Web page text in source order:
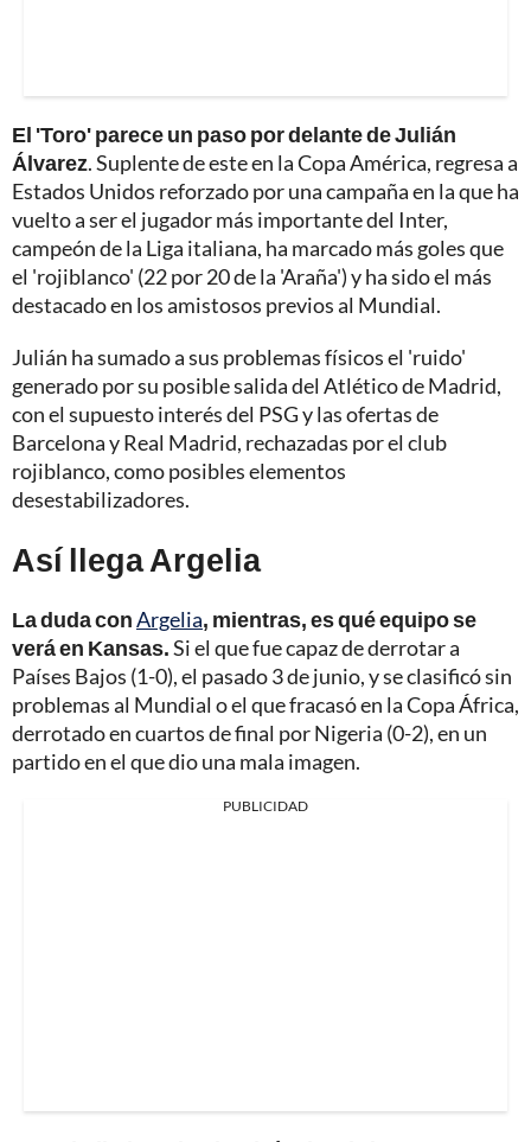
El 'Toro' parece un paso por delante de Julián
Álvarez. Suplente de este en la Copa América, regresa a
Estados Unidos reforzado por una campaña en la que ha
vuelto a ser el jugador más importante del Inter,
campeón de la Liga italiana, ha marcado más goles que
el 'rojiblanco' (22 por 20 de la 'Araña') y ha sido el más
destacado en los amistosos previos al Mundial.
Julián ha sumado a sus problemas físicos el 'ruido'
generado por su posible salida del Atlético de Madrid,
con el supuesto interés del PSG y las ofertas de
Barcelona y Real Madrid, rechazadas por el club
rojiblanco, como posibles elementos
desestabilizadores.
Así llega Argelia
La duda conArgelia, mientras, es qué equipo se
verá en Kansas.Si el que fue capaz de derrotar a
Países Bajos (1-0), el pasado 3 de junio, y se clasificó sin
problemas al Mundial o el que fracasó en la Copa África,
derrotado en cuartos de final por Nigeria (0-2), en un
partido en el que dio una mala imagen.
PUBLICIDAD